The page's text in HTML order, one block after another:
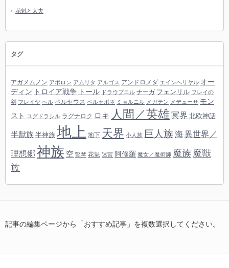
花魁と太夫
タグ
アガメムノン アポロン アムリタ アルゴス アンドロメダ エインヘリヤル オー
ディン トロイア戦争 トール ドラウプニル ナーガ フェンリル フレイの
剣 フレイヤ ヘル ペルセウス ペルセポネ ミョルニル メガテン メデューサ モン
スト
ユグドラシル ラグナロク ロキ 人間／英雄冥界 北欧神話
半獣族 半神族 地上 地下 天界 小人族 巨人族 海異世界／
理想郷神族 空 竪琴 花魁 迷宮 阿修羅 魔女／魔術師 魔族 魔獣
族
記事の編集ページから「おすすめ記事」を複数選択してください。